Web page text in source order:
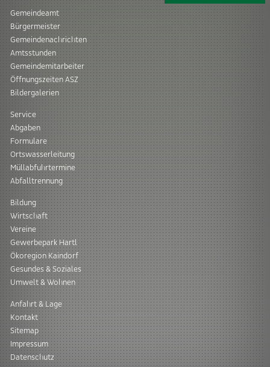
Gemeindeamt
Bürgermeister
Gemeindenachrichten
Amtsstunden
Gemeindemitarbeiter
Öffnungszeiten ASZ
Bildergalerien
Service
Abgaben
Formulare
Ortswasserleitung
Müllabfuhrtermine
Abfalltrennung
Bildung
Wirtschaft
Vereine
Gewerbepark Hartl
Ökoregion Kaindorf
Gesundes & Soziales
Umwelt & Wohnen
Anfahrt & Lage
Kontakt
Sitemap
Impressum
Datenschutz